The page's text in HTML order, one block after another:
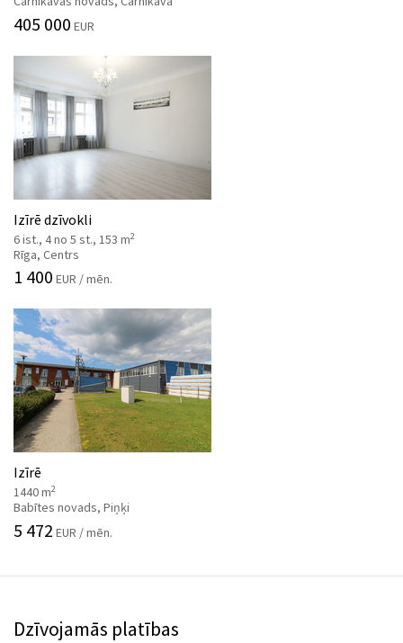
405 000 EUR
Izīrē dzīvokli
6 ist., 4 no 5 st., 153 m2
Rīga, Centrs
1 400 EUR / mēn.
Izīrē
1440 m2
Babītes novads, Piņķi
5 472 EUR / mēn.
Dzīvojamās platības